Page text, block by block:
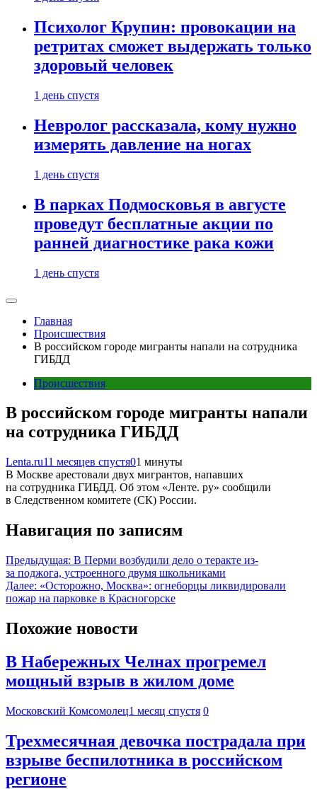
Психолог Крупин: провокации на
ретритах сможет выдержать только
здоровый человек
1 день спустя
Невролог рассказала, кому нужно
измерять давление на ногах
1 день спустя
В парках Подмосковья в августе
проведут бесплатные акции по
ранней диагностике рака кожи
1 день спустя
Главная
Происшествия
В российском городе мигранты напали на сотрудника
ГИБДД
Происшествия
В российском городе мигранты напали
на сотрудника ГИБДД
Lenta.ru11 месяцев спустя01 минуты
В Москве арестовали двух мигрантов, напавших
на сотрудника ГИБДД. Об этом «Ленте. ру» сообщили
в Следственном комитете (СК) России.
Навигация по записям
Предыдущая: В Перми возбудили дело о теракте из-
за поджога, устроенного двумя школьниками
Далее: «Осторожно, Москва»: огнеборцы ликвидировали
пожар на парковке в Красногорске
Похожие новости
В Набережных Челнах прогремел
мощный взрыв в жилом доме
Московский Комсомолец1 месяц спустя 0
Трехмесячная девочка пострадала при
взрыве беспилотника в российском
регионе